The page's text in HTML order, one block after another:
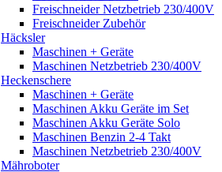
Freischneider Netzbetrieb 230/400V
Freischneider Zubehör
Häcksler
Maschinen + Geräte
Maschinen Netzbetrieb 230/400V
Heckenschere
Maschinen + Geräte
Maschinen Akku Geräte im Set
Maschinen Akku Geräte Solo
Maschinen Benzin 2-4 Takt
Maschinen Netzbetrieb 230/400V
Mähroboter